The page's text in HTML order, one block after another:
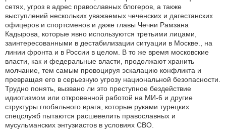
сетях, угроз в адрес православных блогеров, а также
выступлений нескольких уважаемых чеченских и дагестанских
офицеров и спортсменов и даже главы Чечни Рамзана
Кадырова, которые явно используются третьими лицами,
заинтересованными в дестабилизации ситуации в Москве., на
линии фронта и в России в целом. В то же время московские
власти, как и федеральные власти, продолжают хранить
молчание, тем самым провоцируя эскалацию конфликта и
превращая его в серьезную угрозу национальной безопасности.
Трудно понять, вызвано ли это преступное бездействие
идиотизмом или откровенной работой на МИ-6 и другие
структуры глобального врага, которые руками турецких
спецслужб пытаются расшевелить православных и
мусульманских энтузиастов в условиях CВО.